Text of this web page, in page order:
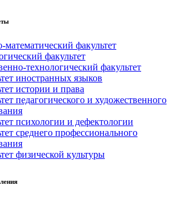
математический факультет
факультет
технологический факультет
иностранных языков
истории и права
педагогического и художественного
психологии и дефектологии
среднего профессионального
физической культуры